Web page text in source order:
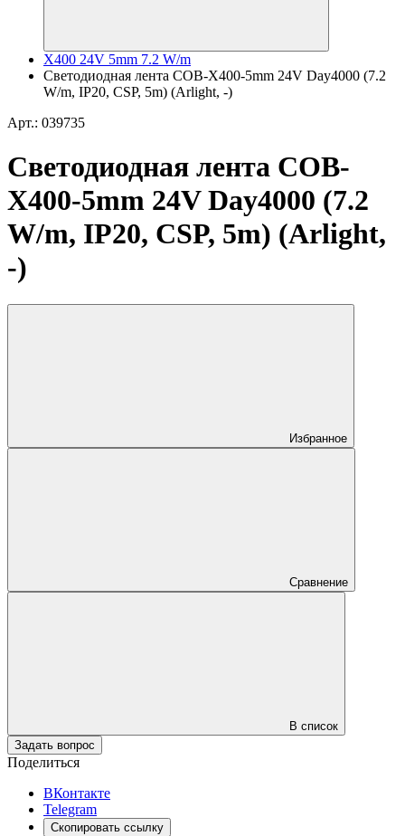
X400 24V 5mm 7.2 W/m
Светодиодная лента COB-X400-5mm 24V Day4000 (7.2
W/m, IP20, CSP, 5m) (Arlight, -)
Арт.: 039735
Светодиодная лента COB-
X400-5mm 24V Day4000 (7.2
W/m, IP20, CSP, 5m) (Arlight,
-)
Избранное
Сравнение
В список
Задать вопрос
Поделиться
ВКонтакте
Telegram
Скопировать ссылку